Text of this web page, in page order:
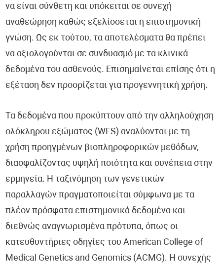
να είναι σύνθετη και υπόκειται σε συνεχή
αναθεώρηση καθώς εξελίσσεται η επιστημονική
γνώση. Ως εκ τούτου, τα αποτελέσματα θα πρέπει
να αξιολογούνται σε συνδυασμό με τα κλινικά
δεδομένα του ασθενούς. Επισημαίνεται επίσης ότι η
εξέταση δεν προορίζεται για προγεννητική χρήση.
Τα δεδομένα που προκύπτουν από την αλληλούχηση
ολόκληρου εξώματος (WES) αναλύονται με τη
χρήση προηγμένων βιοπληροφορικών μεθόδων,
διασφαλίζοντας υψηλή ποιότητα και συνέπεια στην
ερμηνεία. Η ταξινόμηση των γενετικών
παραλλαγών πραγματοποιείται σύμφωνα με τα
πλέον πρόσφατα επιστημονικά δεδομένα και
διεθνώς αναγνωρισμένα πρότυπα, όπως οι
κατευθυντήριες οδηγίες του American College of
Medical Genetics and Genomics (ACMG). Η συνεχής